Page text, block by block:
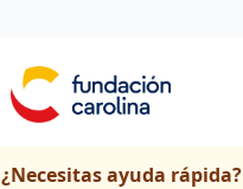
¿Necesitas ayuda rápida?